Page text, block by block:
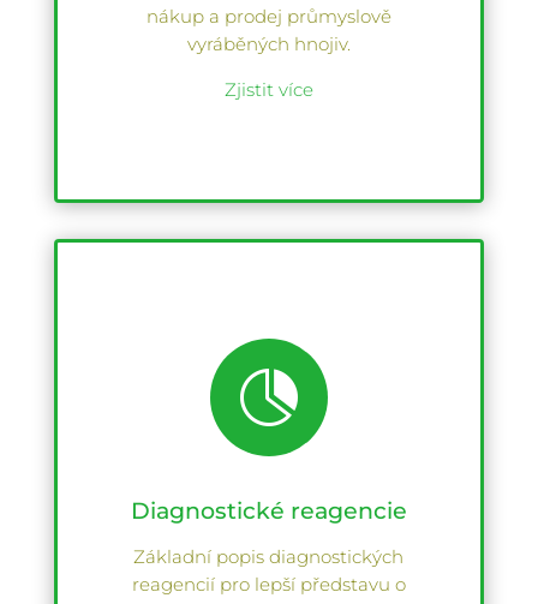
nákup a prodej průmyslově
vyráběných hnojiv.
Zjistit více

Diagnostické reagencie
Základní popis diagnostických
reagencií pro lepší představu o